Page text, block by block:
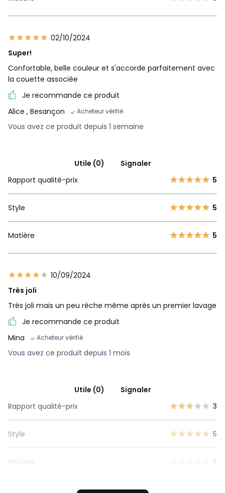
02/10/2024
Super!
Confortable, belle couleur et s'accorde parfaitement avec
la couette associée
Je recommande ce produit
Alice , Besançon Acheteur vérifié
Vous avez ce produit depuis 1 semaine
Utile (0)
Signaler
Rapport qualité-prix
5
Style 5
Matière 5
10/09/2024
Très joli
Très joli mais un peu rèche même après un premier lavage
Je recommande ce produit
Mina
Acheteur vérifié
Vous avez ce produit depuis 1 mois
Utile (0)
Signaler
Rapport qualité-prix
3
Style 5
Matière 3